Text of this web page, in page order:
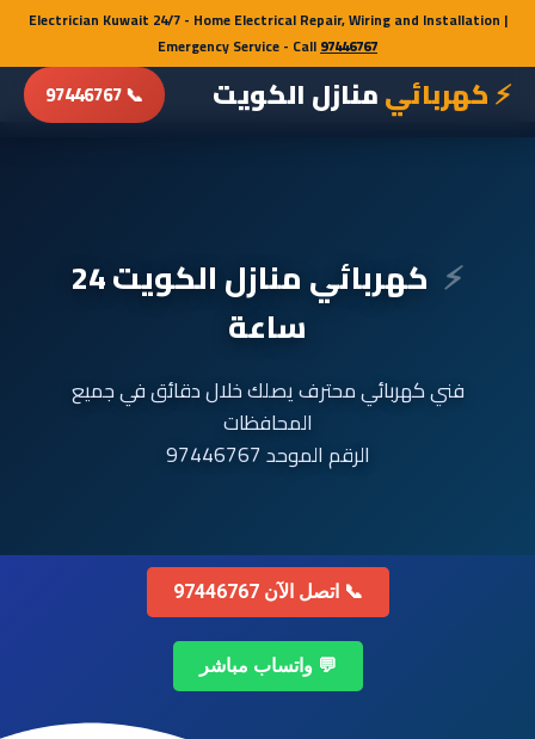
Electrician Kuwait 24/7 - Home Electrical Repair, Wiring and Installation |
Emergency Service - Call97446767
Electrician Kuwait 24/7 - Home Electrical Repair, Wiring and Installation |
Emergency Service - Call97446767
⚡ كهربائيمنازل الكويت 📞 97446767
كهربائي منازل الكويت 24
ساعة
فني كهربائي محترف يصلك خلال دقائق في جميع
المحافظات
الرقم الموحد 97446767
📞 اتصل الآن 97446767
💬 واتساب مباشر